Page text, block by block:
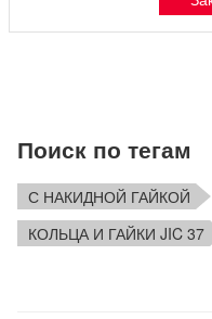
Поиск по тегам
С НАКИДНОЙ ГАЙКОЙ
КОЛЬЦА И ГАЙКИ JIC 37